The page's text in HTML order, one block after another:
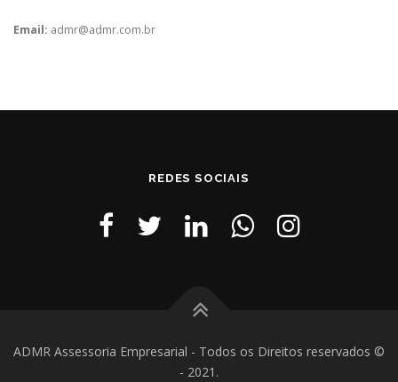
Email: admr@admr.com.br
REDES SOCIAIS
ADMR Assessoria Empresarial - Todos os Direitos reservados ©
- 2021.